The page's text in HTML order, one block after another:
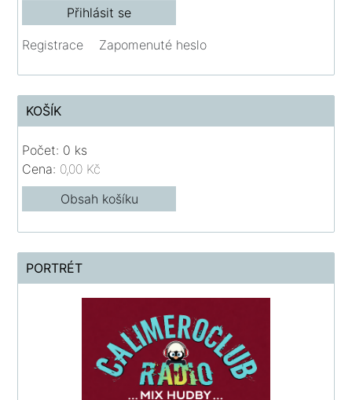
Registrace Zapomenuté heslo
KOŠÍK
Počet: 0 ks
Cena: 0,00 Kč
Obsah košíku
PORTRÉT